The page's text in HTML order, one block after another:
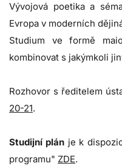
Vývojová poetika a
Evropa v moderních
Studium ve formě
kombinovat s jakýmkoli
Rozhovor s ředitelem
20-21.
Studijní plán je k
programu" ZDE.